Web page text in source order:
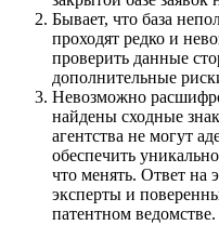
Бывает, что база
проходят редко и
проверить данные
дополнительные
Невозможно
найдены сходные
агентства не могут
обеспечить
что менять. Ответ на
эксперты и
патентном ведомстве.